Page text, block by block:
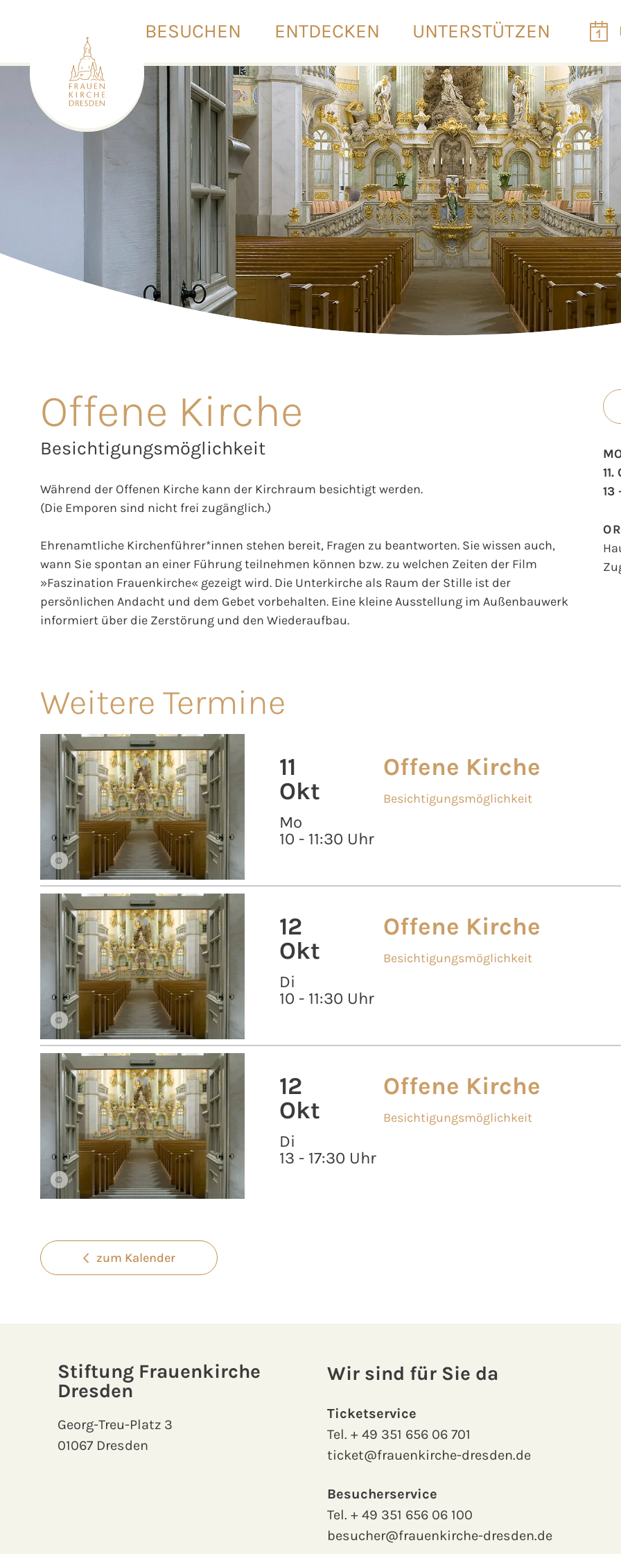
BESUCHEN ENTDECKEN UNTERSTÜTZEN
Offene Kirche
Besichtigungsmöglichkeit
Während der Offenen Kirche kann der Kirchraum besichtigt werden.
(Die Emporen sind nicht frei zugänglich.)
Ehrenamtliche Kirchenführer*innen stehen bereit, Fragen zu beantworten. Sie wissen auch,
wann Sie spontan an einer Führung teilnehmen können bzw. zu welchen Zeiten der Film
»Faszination Frauenkirche« gezeigt wird. Die Unterkirche als Raum der Stille ist der
persönlichen Andacht und dem Gebet vorbehalten. Eine kleine Ausstellung im Außenbauwerk
informiert über die Zerstörung und den Wiederaufbau.
13
Weitere Termine
©
11
Okt
Mo
10 - 11:30 Uhr
Offene Kirche
Besichtigungsmöglichkeit
©
12
Okt
Di
10 - 11:30 Uhr
Offene Kirche
Besichtigungsmöglichkeit
©
12
Okt
Di
13 - 17:30 Uhr
Offene Kirche
Besichtigungsmöglichkeit
zum Kalender
Stiftung Frauenkirche
Dresden
Georg-Treu-Platz 3
01067 Dresden
Wir sind für Sie da
Ticketservice
Tel.+ 49 351 656 06 701
ticket@frauenkirche-dresden.de
Besucherservice
Tel.+ 49 351 656 06 100
besucher@frauenkirche-dresden.de